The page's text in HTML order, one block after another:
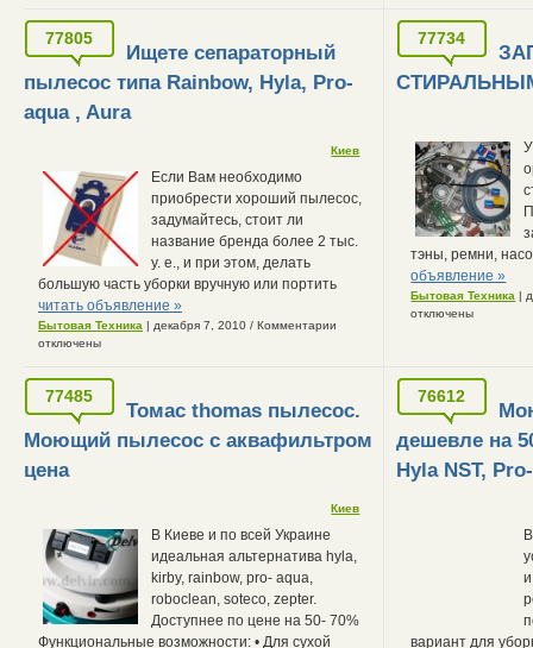
77805
Ищете сепараторный
пылесос типа Rainbow, Hyla, Pro-
aqua , Aura
Киев
Если Вам необходимо
приобрести хороший пылесос,
задумайтесь, стоит ли
название бренда более 2 тыс.
у. е., и при этом, делать
большую часть уборки вручную или портить
читать объявление »
Бытовая Техника | декабря 7, 2010 / Комментарии
отключены
77734
тэны, ремни,
объявление »
Бытовая Техника |
отключены
77485
Томас thomas пылесос.
Моющий пылесос с аквафильтром
цена
Киев
В Киеве и по всей Украине
идеальная альтернатива hyla,
kirby, rainbow, pro- aqua,
roboclean, soteco, zepter.
Доступнее по цене на 50- 70%
Функциональные возможности: • Для сухой
76612
дешевле на
Hyla NST,
вариант для